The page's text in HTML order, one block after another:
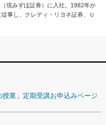
現みずほ証券）に入社。1982年か
事し、クレディ・リヨネ証券、Ｕ
業」定期受講お申込みページ